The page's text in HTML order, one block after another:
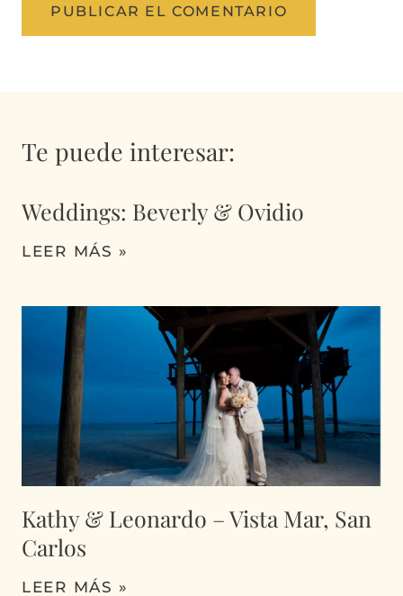
Te puede interesar:
Weddings: Beverly & Ovidio
LEER MÁS »
Kathy & Leonardo – Vista Mar, San
Carlos
LEER MÁS »